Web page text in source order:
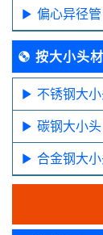
偏心异径管
按大小头
不锈钢大
碳钢大小头
合金钢大